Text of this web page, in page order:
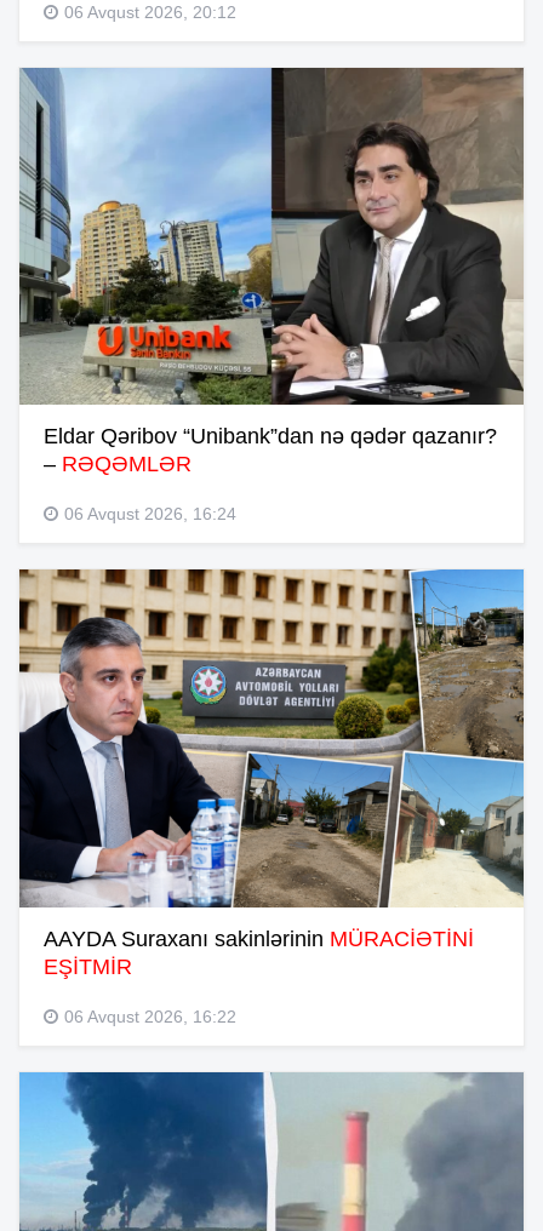
06 Avqust 2026, 20:12
Eldar Qəribov “Unibank”dan nə qədər qazanır?
– RƏQƏMLƏR
06 Avqust 2026, 16:24
AAYDA Suraxanı sakinlərinin MÜRACİƏTİNİ
EŞİTMİR
06 Avqust 2026, 16:22